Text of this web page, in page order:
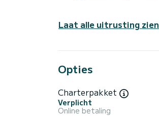
Laat alle uitrusting zien
Opties
Charterpakket
Verplicht
Online betaling